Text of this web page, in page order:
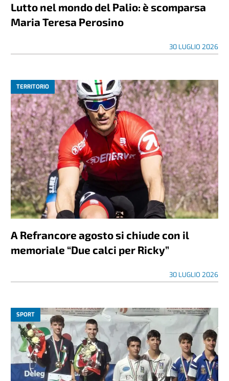
Lutto nel mondo del Palio: è scomparsa
Maria Teresa Perosino
30 LUGLIO 2026
TERRITORIO
A Refrancore agosto si chiude con il
memoriale “Due calci per Ricky”
30 LUGLIO 2026
SPORT